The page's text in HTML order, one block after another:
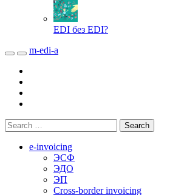
EDI без EDI?
m-edi-a
e-invoicing
ЭСФ
ЭДО
ЭП
Cross-border invoicing